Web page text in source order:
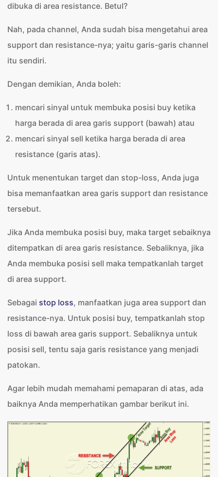
dibuka di area resistance. Betul?
Nah, pada channel, Anda sudah bisa mengetahui area
support dan resistance-nya; yaitu garis-garis channel
itu sendiri.
Dengan demikian, Anda boleh:
mencari sinyal untuk membuka posisi buy ketika
harga berada di area garis support (bawah) atau
mencari sinyal sell ketika harga berada di area
resistance (garis atas).
Untuk menentukan target dan stop-loss, Anda juga
bisa memanfaatkan area garis support dan resistance
tersebut.
Jika Anda membuka posisi buy, maka target sebaiknya
ditempatkan di area garis resistance. Sebaliknya, jika
Anda membuka posisi sell maka tempatkanlah target
di area support.
Sebagai stop loss, manfaatkan juga area support dan
resistance-nya. Untuk posisi buy, tempatkanlah stop
loss di bawah area garis support. Sebaliknya untuk
posisi sell, tentu saja garis resistance yang menjadi
patokan.
Agar lebih mudah memahami pemaparan di atas, ada
baiknya Anda memperhatikan gambar berikut ini.